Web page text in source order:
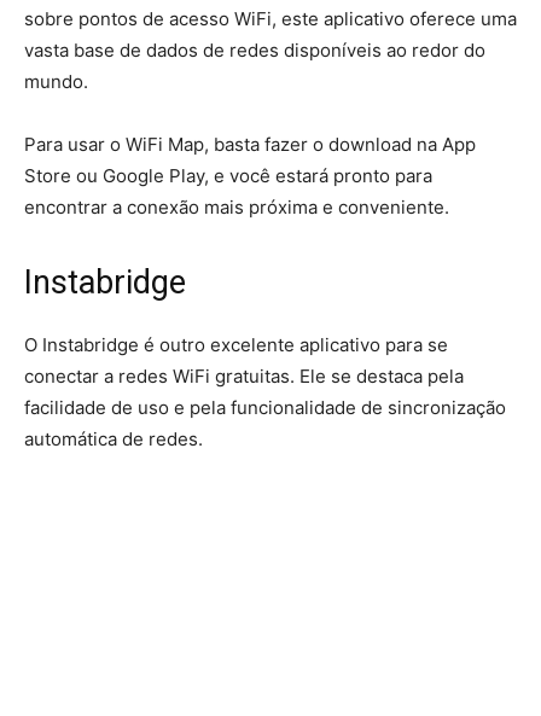
sobre pontos de acesso WiFi, este aplicativo oferece uma
vasta base de dados de redes disponíveis ao redor do
mundo.
Para usar o WiFi Map, basta fazer o download na App
Store ou Google Play, e você estará pronto para
encontrar a conexão mais próxima e conveniente.
Instabridge
O Instabridge é outro excelente aplicativo para se
conectar a redes WiFi gratuitas. Ele se destaca pela
facilidade de uso e pela funcionalidade de sincronização
automática de redes.